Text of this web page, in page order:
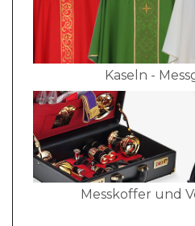
Kaseln -
Messkoffer und